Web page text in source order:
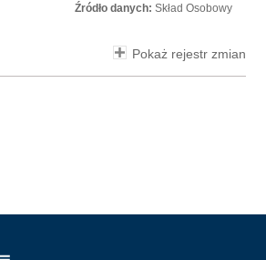
Źródło danych: Skład Osobowy
Pokaż rejestr zmian